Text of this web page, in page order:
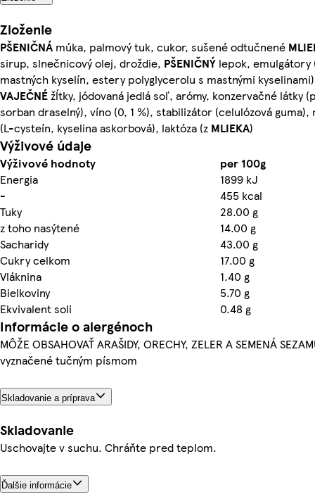
Zloženie
PŠENIČNÁ múka, palmový tuk, cukor, sušené odtučnené
sirup, slnečnicový olej, droždie, PŠENIČNÝ lepok, emulgátory
mastných kyselín, estery polyglycerolu s mastnými
VAJEČNÉžĺtky, jódovaná jedlá soľ, arómy, konzervačné látky
sorban draselný), víno (0, 1 %), stabilizátor (celulózová
(L-cysteín, kyselina askorbová), laktóza (z MLIEKA)
Výživové údaje
Výživové hodnoty
per 100g
Energia
1899 kJ
-
455 kcal
Tuky
28.00 g
z toho nasýtené
14.00 g
Sacharidy
43.00 g
Cukry celkom
17.00 g
Vláknina
1.40 g
Bielkoviny
5.70 g
Ekvivalent soli
0.48 g
Informácie o alergénoch
MÔŽE OBSAHOVAŤ ARAŠIDY, ORECHY, ZELER A SEMENÁ
vyznačené tučným písmom
Skladovanie a príprava
Skladovanie
Uschovajte v suchu. Chráňte pred teplom.
Ďalšie informácie